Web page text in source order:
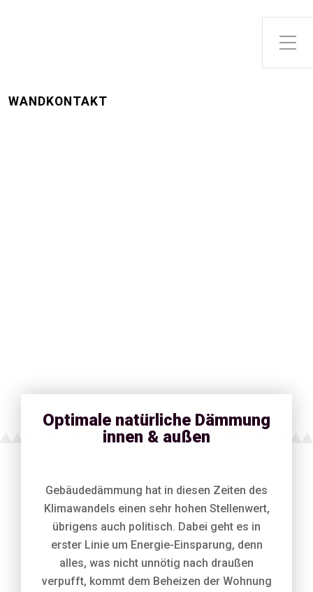
WANDKONTAKT
Optimale natürliche Dämmung
innen & außen
Gebäudedämmung hat in diesen Zeiten des
Klimawandels einen sehr hohen Stellenwert,
übrigens auch politisch. Dabei geht es in
erster Linie um Energie-Einsparung, denn
alles, was nicht unnötig nach draußen
verpufft, kommt dem Beheizen der Wohnung